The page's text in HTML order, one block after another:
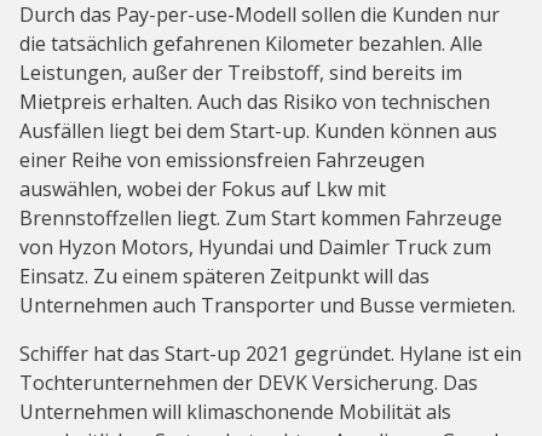
Durch das Pay-per-use-Modell sollen die Kunden nur
die tatsächlich gefahrenen Kilometer bezahlen. Alle
Leistungen, außer der Treibstoff, sind bereits im
Mietpreis erhalten. Auch das Risiko von technischen
Ausfällen liegt bei dem Start-up. Kunden können aus
einer Reihe von emissionsfreien Fahrzeugen
auswählen, wobei der Fokus auf Lkw mit
Brennstoffzellen liegt. Zum Start kommen Fahrzeuge
von Hyzon Motors, Hyundai und Daimler Truck zum
Einsatz. Zu einem späteren Zeitpunkt will das
Unternehmen auch Transporter und Busse vermieten.
Schiffer hat das Start-up 2021 gegründet. Hylane ist ein
Tochterunternehmen der DEVK Versicherung. Das
Unternehmen will klimaschonende Mobilität als